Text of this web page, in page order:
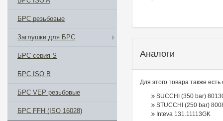
Аналоги
Для этого товара также
SUCCHI (350 bar)
STUCCHI (250 bar)
Inteva 131.11113GK
БРС резьбовые
Заглушки для БРС
БРС серия S
БРС ISO B
БРС VEP резьбовые
БРС FFH (ISO 16028)